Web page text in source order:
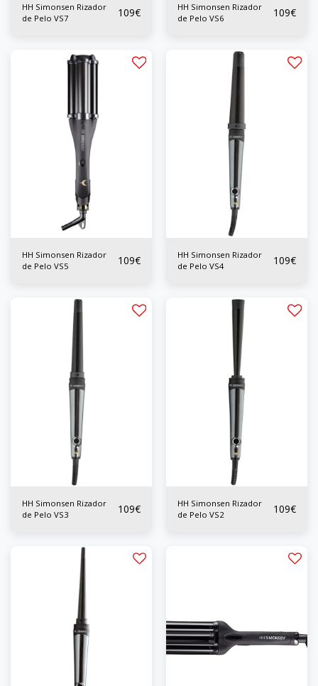
HH Simonsen Rizador
de Pelo VS7
109€
HH Simonsen Rizador
de Pelo VS6
109€
HH Simonsen Rizador
de Pelo VS5
109€
HH Simonsen Rizador
de Pelo VS4
109€
HH Simonsen Rizador
de Pelo VS3
109€
HH Simonsen Rizador
de Pelo VS2
109€